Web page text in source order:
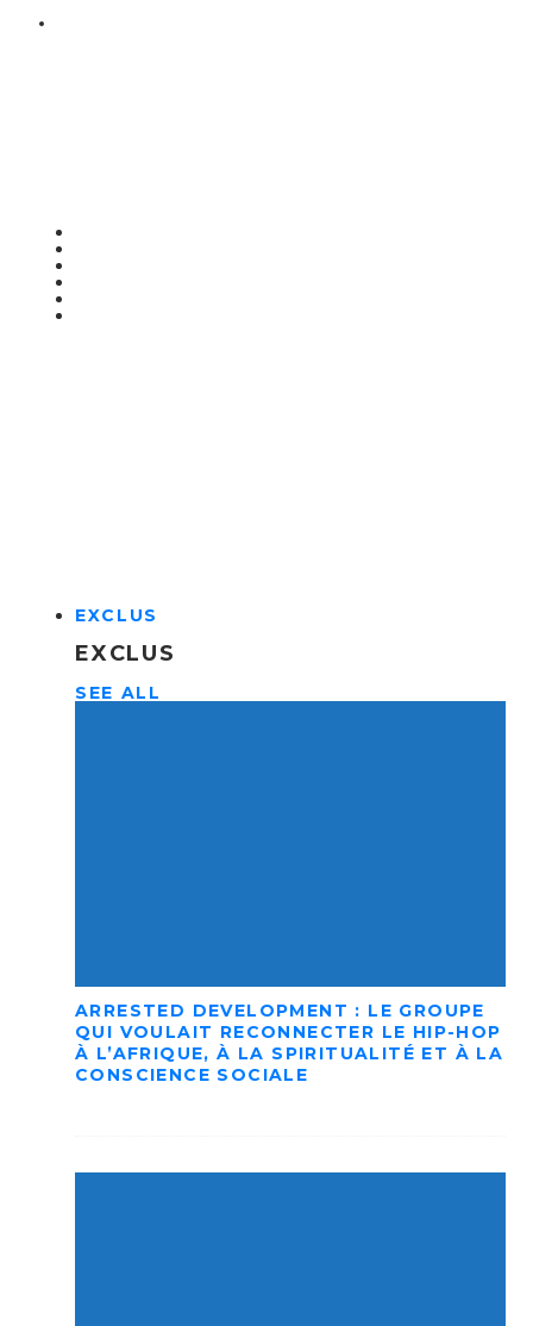
EXCLUS
EXCLUS
SEE ALL
ARRESTED DEVELOPMENT : LE GROUPE
QUI VOULAIT RECONNECTER LE HIP-HOP
À L’AFRIQUE, À LA SPIRITUALITÉ ET À LA
CONSCIENCE SOCIALE